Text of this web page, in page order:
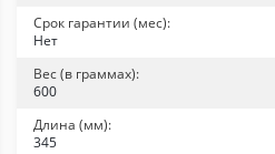
Срок гарантии (мес):
Нет
Вес (в граммах):
600
Длина (мм):
345